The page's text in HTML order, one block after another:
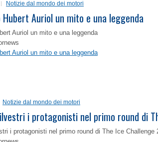
Notizie dal mondo dei motori
Auriol un mito e una leggenda
Auriol un mito e una leggenda
Auriol un mito e una leggenda
Notizie dal mondo dei motori
i protagonisti nel primo round di
i protagonisti nel primo round di The Ice Challenge